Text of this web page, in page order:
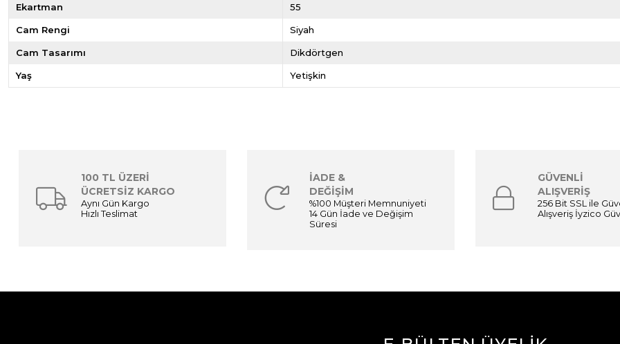
Ekartman 55
Cam Rengi Siyah
Cam Tasarımı Dikdörtgen
Yaş Yetişkin
100 TL ÜZERİ
ÜCRETSİZ KARGO
Aynı Gün Kargo
Hızlı Teslimat
İADE &
DEĞİŞİM
%100 Müşteri Memnuniyeti
14 Gün İade ve Değişim
Süresi
GÜVENLİ
ALIŞVERİŞ
256 Bit SSL ile
Alışveriş İyzico